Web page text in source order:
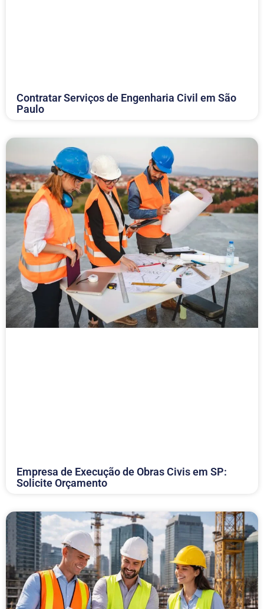
Contratar Serviços de Engenharia Civil em São
Paulo
Empresa de Execução de Obras Civis em SP:
Solicite Orçamento